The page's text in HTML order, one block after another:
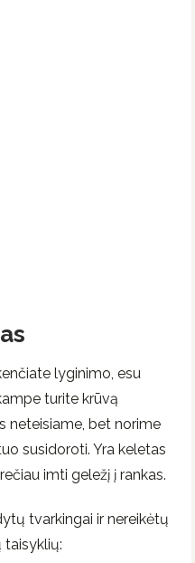
lyginimo, esu
turite krūvą
neteisiame, bet norime
susidoroti. Yra keletas
imti geležį į rankas.
tvarkingai ir nereikėtų
taisyklių: